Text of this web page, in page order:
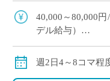
の非常勤講師で
40,000～80,000
デル給与）
※ご勤務スタート
週2日4～8コマ程